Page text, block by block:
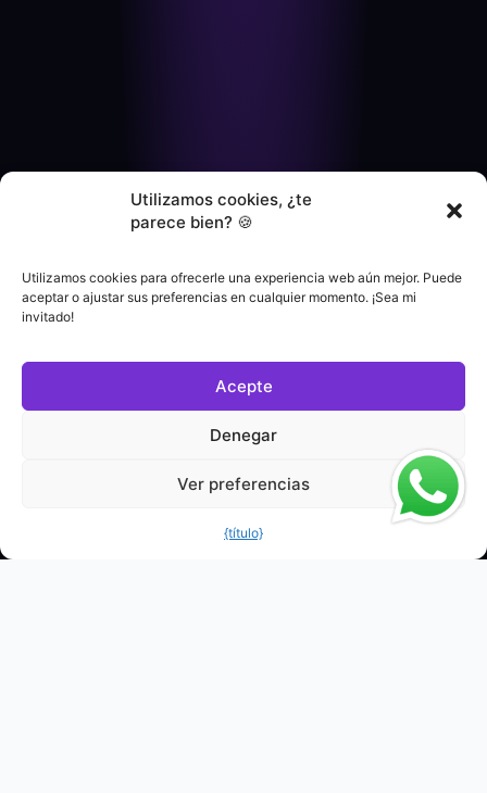
Utilizamos cookies, ¿te
parece bien? 🍪
Utilizamos cookies para ofrecerle una experiencia web aún mejor. Puede
aceptar o ajustar sus preferencias en cualquier momento. ¡Sea mi
invitado!
Acepte
Denegar
Ver preferencias
{título}